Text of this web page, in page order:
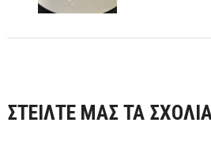
ΣΤΕΙΛΤΕ ΜΑΣ ΤΑ